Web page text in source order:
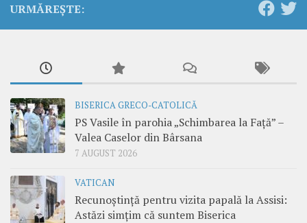
URMĂREȘTE:
BISERICA GRECO-CATOLICĂ
PS Vasile în parohia „Schimbarea la Față” –
Valea Caselor din Bârsana
7 AUGUST 2026
VATICAN
Recunoștință pentru vizita papală la Assisi:
Astăzi simțim că suntem Biserica